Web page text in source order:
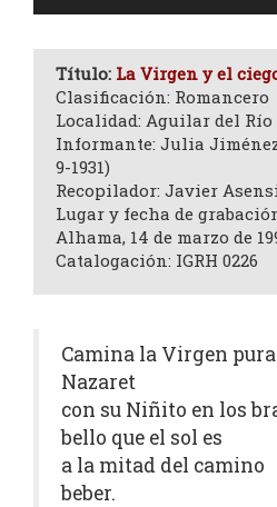
Título: La Virgen y el
Clasificación: Romancero
Localidad: Aguilar del
Informante: Julia
9-1931)
Recopilador: Javier
Lugar y fecha de
Alhama, 14 de marzo de
Catalogación: IGRH 0226
Camina la Virgen
Nazaret
con su Niñito en los
bello que el sol es
a la mitad del
beber.